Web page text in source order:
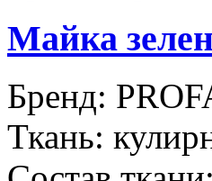
Майка
Бренд:
Ткань: